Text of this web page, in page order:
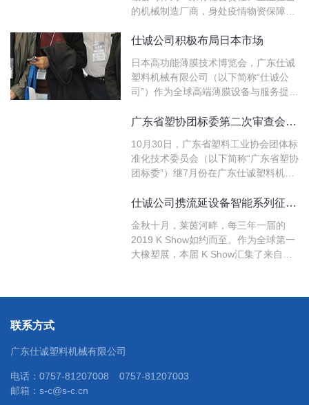
的机械制造厂商，身处疫情物资保障产
贷。一方面，为保障复工复产，广东仕
毒，每天定时定点为员工发放防疫物
资，测量体温，设…
仕诚公司积极布局日本市场
日本高功能薄膜技术博览会，广东仕诚
塑料机械有限公司（以下简称“仕诚公
司”）作为全球高端薄膜设备与服务提供
台竞技，展示我司流延膜设备的最新技广东省塑协团标委第二次审查会议在仕诚公司召开
10月30日，广东省塑料工业协会团体标
准化技术委员会（以下简称“广东省塑协
团标委”）继7月份在广东仕诚塑料机械
了成立大会后，再次在仕诚公司召开其
会议。
仕诚公司携流延设备智能系列征战2019 K Show
金秋十月，莱茵河畔，每三年一届的
2019 K Show如约而至。作为全球第一
大橡塑展，本届 K Show汇集了来自德
业。欧洲参展商依然是2019 K Show的
联系方式
广东仕诚塑料机械有限公司
电话： 0757-81207008
0757-81207003
邮箱： s-c@s-c.cn